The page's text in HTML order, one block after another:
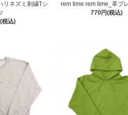
リネズミ刺繍Tシ
税込)
rem time rem time_革ブ
770円(税込)